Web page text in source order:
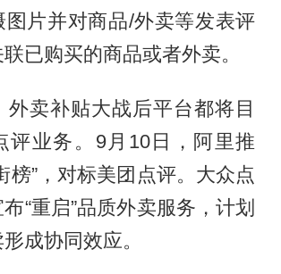
图片并对商品/外卖等发表评
已购买的商品或者外卖。
外卖补贴大战后平台都将目
评业务。9月10日，阿里推
榜”，对标美团点评。大众点
“重启”品质外卖服务，计划
成协同效应。